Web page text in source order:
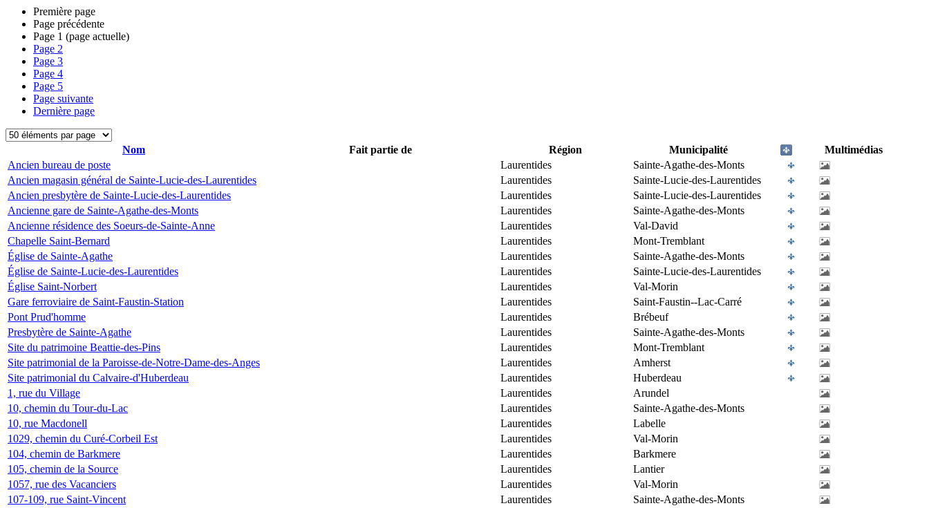
Première page
Page précédente
Page 1 (page actuelle)
Page 2
Page 3
Page 4
Page 5
Page suivante
Dernière page
Nom Fait partie de Région Municipalité
Multimédias
Ancien bureau de poste
Laurentides
Sainte-Agathe-des-Monts
Ancien magasin général de Sainte-Lucie-des-Laurentides
Laurentides
Sainte-Lucie-des-Laurentides
Ancien presbytère de Sainte-Lucie-des-Laurentides
Laurentides
Sainte-Lucie-des-Laurentides
Ancienne gare de Sainte-Agathe-des-Monts
Laurentides
Sainte-Agathe-des-Monts
Ancienne résidence des Soeurs-de-Sainte-Anne
Laurentides
Val-David
Chapelle Saint-Bernard
Laurentides
Mont-Tremblant
Église de Sainte-Agathe
Laurentides
Sainte-Agathe-des-Monts
Église de Sainte-Lucie-des-Laurentides
Laurentides
Sainte-Lucie-des-Laurentides
Église Saint-Norbert
Laurentides
Val-Morin
Gare ferroviaire de Saint-Faustin-Station
Laurentides
Saint-Faustin--Lac-Carré
Pont Prud'homme
Laurentides
Brébeuf
Presbytère de Sainte-Agathe
Laurentides
Sainte-Agathe-des-Monts
Site du patrimoine Beattie-des-Pins
Laurentides
Mont-Tremblant
Site patrimonial de la Paroisse-de-Notre-Dame-des-Anges
Laurentides
Amherst
Site patrimonial du Calvaire-d'Huberdeau
Laurentides
Huberdeau
1, rue du Village
Laurentides
Arundel
10, chemin du Tour-du-Lac
Laurentides
Sainte-Agathe-des-Monts
10, rue Macdonell
Laurentides
Labelle
1029, chemin du Curé-Corbeil Est
Laurentides
Val-Morin
104, chemin de Barkmere
Laurentides
Barkmere
105, chemin de la Source
Laurentides
Lantier
1057, rue des Vacanciers
Laurentides
Val-Morin
107-109, rue Saint-Vincent
Laurentides
Sainte-Agathe-des-Monts